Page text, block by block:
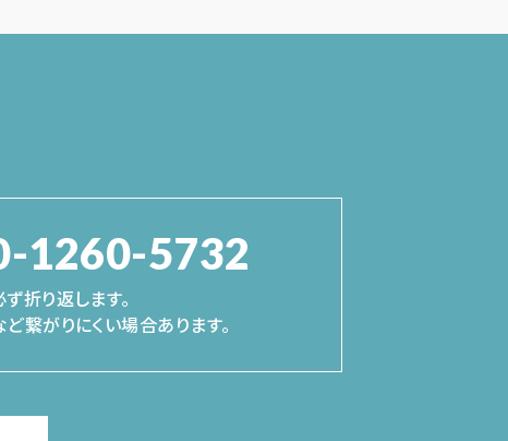
1260-5732
折り返します。
繋がりにくい場合あります。